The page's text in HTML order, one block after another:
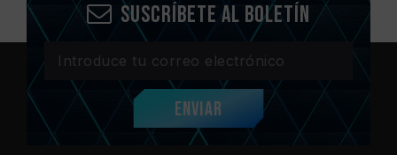
Suscríbete al boletín
Enviar